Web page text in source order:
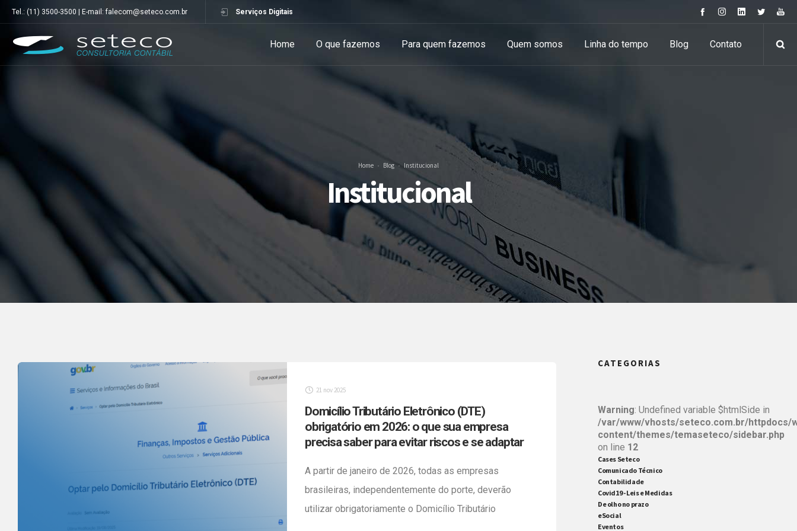
Tel.: (11) 3500-3500 | E-mail: falecom@seteco.com.br Serviços Digitais
Home O que fazemos Para quem fazemos Quem somos Linha do tempo Blog Contato
Home Blog Institucional
Institucional
21 nov 2025
Domicílio Tributário Eletrônico (DTE)
obrigatório em 2026: o que sua empresa
precisa saber para evitar riscos e se adaptar
A partir de janeiro de 2026, todas as empresas
brasileiras, independentemente do porte, deverão
utilizar obrigatoriamente o Domicílio Tributário
CATEGORIAS
Warning: Undefined variable $htmlSide in
/var/www/vhosts/seteco.com.br/httpdocs/
content/themes/temaseteco/sidebar.php
on line 12
Cases Seteco
Comunicado Técnico
Contabilidade
Covid19 - Leis e Medidas
De olho no prazo
eSocial
Eventos